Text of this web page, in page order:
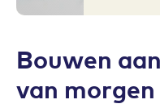
Bouwen
van morgen